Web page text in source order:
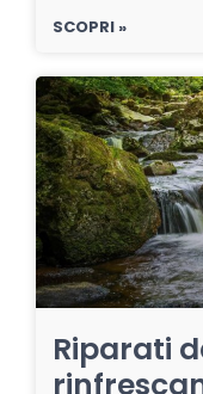
SCOPRI »
Riparati